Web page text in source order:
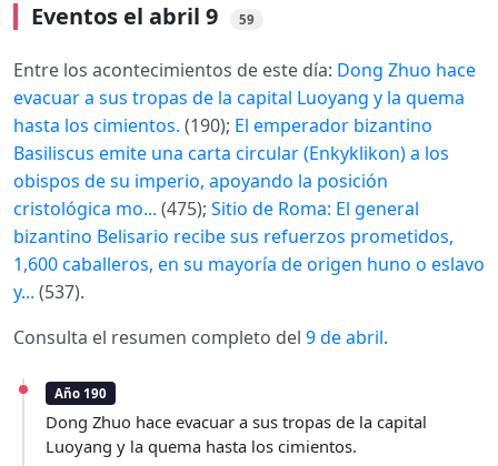
Eventos el abril 9 59
Entre los acontecimientos de este día: Dong Zhuo hace
evacuar a sus tropas de la capital Luoyang y la quema
hasta los cimientos. (190); El emperador bizantino
Basiliscus emite una carta circular (Enkyklikon) a los
obispos de su imperio, apoyando la posición
cristológica mo... (475); Sitio de Roma: El general
bizantino Belisario recibe sus refuerzos prometidos,
1,600 caballeros, en su mayoría de origen huno o eslavo
y... (537).
Consulta el resumen completo del 9 de abril.
Año 190
Dong Zhuo hace evacuar a sus tropas de la capital
Luoyang y la quema hasta los cimientos.